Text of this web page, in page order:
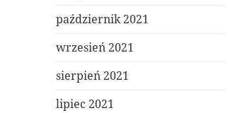
październik 2021
wrzesień 2021
sierpień 2021
lipiec 2021